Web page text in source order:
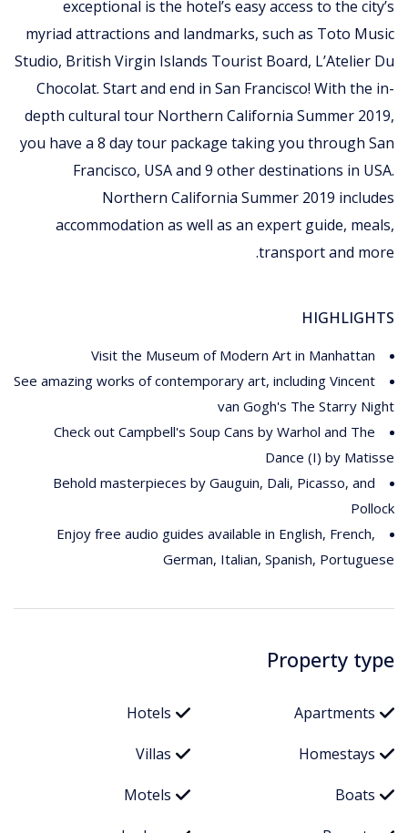
exceptional is the hotel’s easy access to the city’s
myriad attractions and landmarks, such as Toto Music
Studio, British Virgin Islands Tourist Board, L’Atelier Du
Chocolat. Start and end in San Francisco! With the in-
depth cultural tour Northern California Summer 2019,
you have a 8 day tour package taking you through San
Francisco, USA and 9 other destinations in USA.
Northern California Summer 2019 includes
accommodation as well as an expert guide, meals,
transport and more.
HIGHLIGHTS
Visit the Museum of Modern Art in Manhattan
See amazing works of contemporary art, including Vincent
van Gogh's The Starry Night
Check out Campbell's Soup Cans by Warhol and The
Dance (I) by Matisse
Behold masterpieces by Gauguin, Dali, Picasso, and
Pollock
Enjoy free audio guides available in English, French,
German, Italian, Spanish, Portuguese
Property type
Apartments
Hotels
Homestays
Villas
Boats
Motels